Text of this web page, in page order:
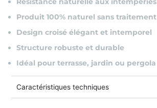
Produit 100% naturel sans traitement
Design croisé élégant et intemporel
Structure robuste et durable
Idéal pour terrasse, jardin ou pergola
Caractéristiques techniques